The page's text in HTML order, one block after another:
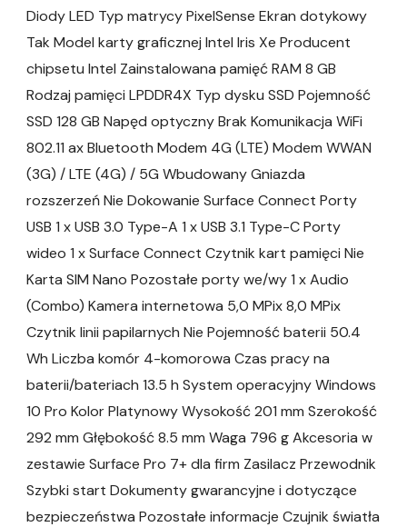
Diody LED Typ matrycy PixelSense Ekran dotykowy
Tak Model karty graficznej Intel Iris Xe Producent
chipsetu Intel Zainstalowana pamięć RAM 8 GB
Rodzaj pamięci LPDDR4X Typ dysku SSD Pojemność
SSD 128 GB Napęd optyczny Brak Komunikacja WiFi
802.11 ax Bluetooth Modem 4G (LTE) Modem WWAN
(3G) / LTE (4G) / 5G Wbudowany Gniazda
rozszerzeń Nie Dokowanie Surface Connect Porty
USB 1 x USB 3.0 Type-A 1 x USB 3.1 Type-C Porty
wideo 1 x Surface Connect Czytnik kart pamięci Nie
Karta SIM Nano Pozostałe porty we/wy 1 x Audio
(Combo) Kamera internetowa 5,0 MPix 8,0 MPix
Czytnik linii papilarnych Nie Pojemność baterii 50.4
Wh Liczba komór 4-komorowa Czas pracy na
baterii/bateriach 13.5 h System operacyjny Windows
10 Pro Kolor Platynowy Wysokość 201 mm Szerokość
292 mm Głębokość 8.5 mm Waga 796 g Akcesoria w
zestawie Surface Pro 7+ dla firm Zasilacz Przewodnik
Szybki start Dokumenty gwarancyjne i dotyczące
bezpieczeństwa Pozostałe informacje Czujnik światła